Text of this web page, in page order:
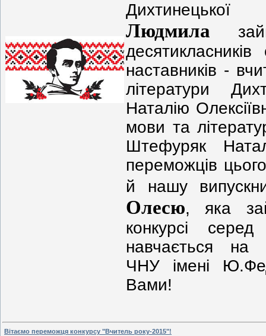
Людмила
наставників -
літератури
Наталію
мови та
Штефуряк
переможців
й нашу
Олесю, яка
конкурсі
навчається на
ЧНУ імені
Вами!
Вітаємо переможця конкурсу "Вчитель року-2015"!